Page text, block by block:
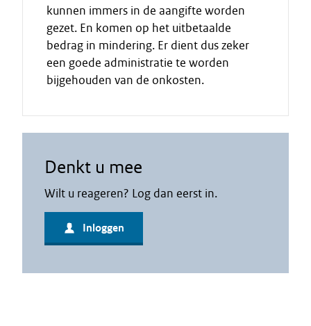
kunnen immers in de aangifte worden
gezet. En komen op het uitbetaalde
bedrag in mindering. Er dient dus zeker
een goede administratie te worden
bijgehouden van de onkosten.
Denkt u mee
Wilt u reageren? Log dan eerst in.
Inloggen